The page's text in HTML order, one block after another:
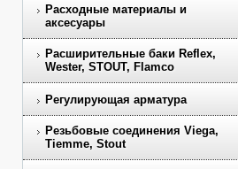
Расходные материалы и
аксесуары
Расширительные баки Reflex,
Wester, STOUT, Flamco
Регулирующая арматура
Резьбовые соединения Viega,
Tiemme, Stout